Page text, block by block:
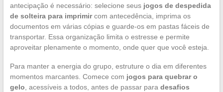
antecipação é necessário: selecione seus jogos de despedida
de solteira para imprimircom antecedência, imprima os
documentos em várias cópias e guarde-os em pastas fáceis de
transportar. Essa organização limita o estresse e permite
aproveitar plenamente o momento, onde quer que você esteja.
Para manter a energia do grupo, estruture o dia em diferentes
momentos marcantes. Comece com jogos para quebrar o
gelo , acessíveis a todos, antes de passar para desafios